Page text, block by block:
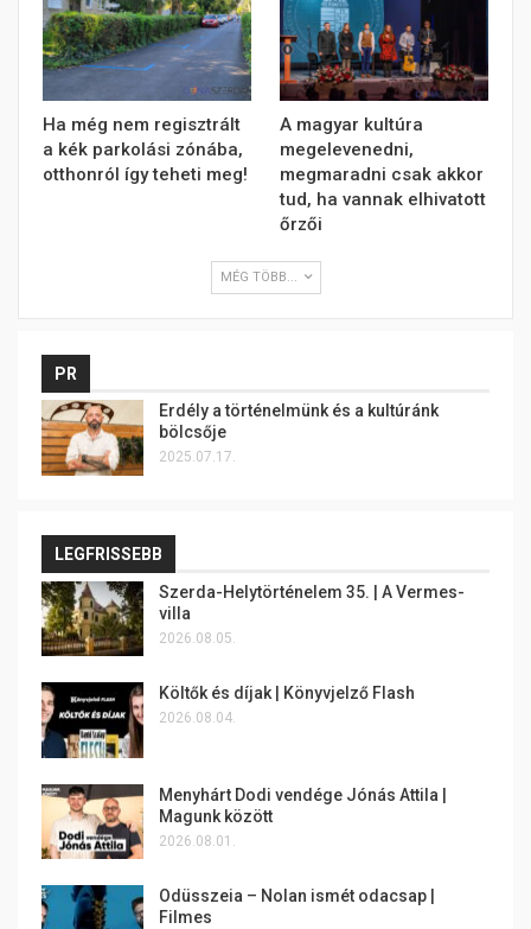
Ha még nem regisztrált
a kék parkolási zónába,
otthonról így teheti meg!
A magyar kultúra
megelevenedni,
megmaradni csak akkor
tud, ha vannak elhivatott
őrzői
MÉG TÖBB...
PR
Erdély a történelmünk és a kultúránk
bölcsője
2025.07.17.
LEGFRISSEBB
Szerda-Helytörténelem 35. | A Vermes-
villa
2026.08.05.
Költők és díjak | Könyvjelző Flash
2026.08.04.
Menyhárt Dodi vendége Jónás Attila |
Magunk között
2026.08.01.
Odüsszeia – Nolan ismét odacsap |
Filmes